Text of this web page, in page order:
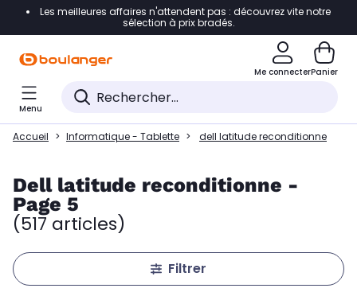
Accéder directement à la navigation
Accéder directement au pied de page
Accéder directement au chatbot
Les meilleures affaires n'attendent pas : découvrez vite notre
sélection à prix bradés.
Me connecterPanier
Menu
Accueil Informatique - Tablette dell latitude reconditionne
Dell latitude reconditionne -
Page 5
(517 articles)
Filtrer